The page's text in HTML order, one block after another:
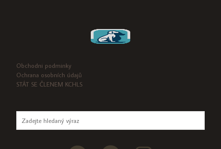
Obchodni podminky
Ochrana osobních údajů
STÁT SE ČLENEM KCHLS